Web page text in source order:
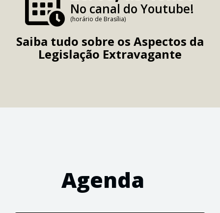
No canal do Youtube!
(horário de Brasília)
Saiba tudo sobre os Aspectos da
Legislação Extravagante
Agenda